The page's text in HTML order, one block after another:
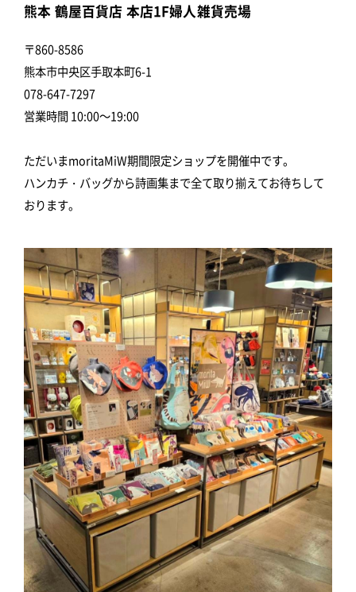
熊本 鶴屋百貨店 本店1F婦人雑貨売場
〒860-8586
熊本市中央区手取本町6-1
078-647-7297
営業時間 10:00～19:00
ただいまmoritaMiW期間限定ショップを開催中です。
ハンカチ・バッグから詩画集まで全て取り揃えてお待ちして
おります。